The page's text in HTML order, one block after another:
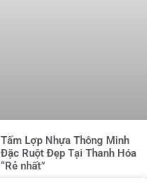
Tấm Lợp Nhựa Thông Minh
Đặc Ruột Đẹp Tại Thanh Hóa
“Rẻ nhất”